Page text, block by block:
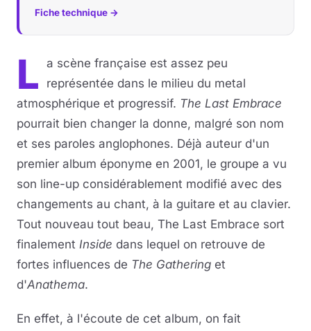
Fiche technique →
L a scène française est assez peu
représentée dans le milieu du metal
atmosphérique et progressif. The Last Embrace
pourrait bien changer la donne, malgré son nom
et ses paroles anglophones. Déjà auteur d'un
premier album éponyme en 2001, le groupe a vu
son line-up considérablement modifié avec des
changements au chant, à la guitare et au clavier.
Tout nouveau tout beau, The Last Embrace sort
finalement Inside dans lequel on retrouve de
fortes influences de The Gathering et
d'Anathema.
En effet, à l'écoute de cet album, on fait